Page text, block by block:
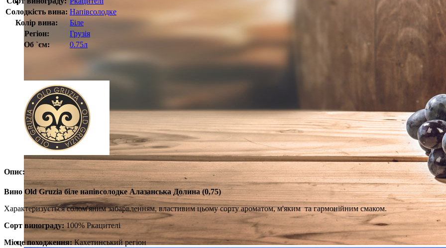
Солодкість вина: Напівсолодке
Колір вина:
Біле
Регіон:
Грузія
Об `єм:
0.75л
Опис:
Вино Old Gruzia біле напівсолодке Алазанська Долина (0,75)
Характеризується солом'яним забарвленням, властивим цьому сорту ароматом, м'яким та гармонійним смаком.
Сорт винограду: 100% Ркацителі
Місце походження:Кахетинський регіон
ВАКАНСІЇ
Менеджер з продажу (HoReCa)
Підтвердіть свій вік
Мені більше 18 років.
Мені менше 18 років.